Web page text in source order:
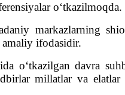
o‘tkazilmoqda.
markazlarning
ifodasidir.
o‘tkazilgan davra
millatlar va